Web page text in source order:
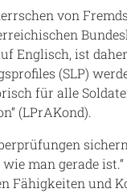
von
Englisch, ist
(SLP)
für alle
(LPrAKond).
wie man gerade
Fähigkeiten und